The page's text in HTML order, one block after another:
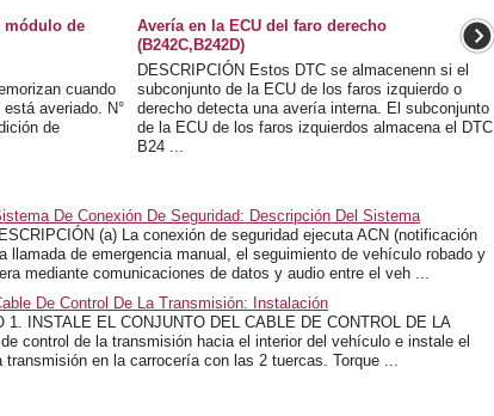
módulo de
cuando
averiado. N°
de
Avería en la ECU del faro derecho
(B242C,B242D)
DESCRIPCIÓN Estos DTC se almacenenn si el
subconjunto de la ECU de los faros izquierdo o
derecho detecta una avería interna. El subconjunto
de la ECU de los faros izquierdos almacena el DTC
B24 ...
De Conexión De Seguridad: Descripción Del Sistema
(a) La conexión de seguridad ejecuta ACN (notificación
llamada de emergencia manual, el seguimiento de vehículo robado y
mediante comunicaciones de datos y audio entre el veh ...
De Control De La Transmisión: Instalación
1. INSTALE EL CONJUNTO DEL CABLE DE CONTROL DE LA
control de la transmisión hacia el interior del vehículo e instale el
en la carrocería con las 2 tuercas. Torque ...